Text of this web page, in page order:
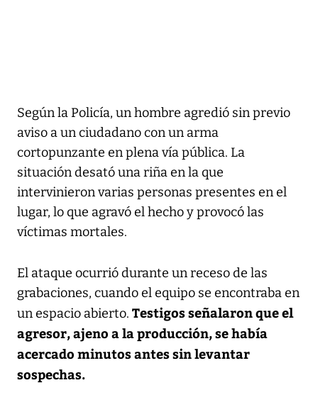
Según la Policía, un hombre agredió sin previo
aviso a un ciudadano con un arma
cortopunzante en plena vía pública. La
situación desató una riña en la que
intervinieron varias personas presentes en el
lugar, lo que agravó el hecho y provocó las
víctimas mortales.
El ataque ocurrió durante un receso de las
grabaciones, cuando el equipo se encontraba en
un espacio abierto. Testigos señalaron que el
agresor, ajeno a la producción, se había
acercado minutos antes sin levantar
sospechas.